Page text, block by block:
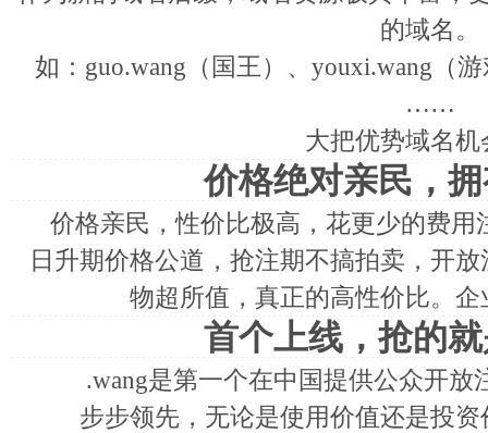
的域名。
如：guo.wang（国王）、youxi.wang（
……
大把优势域名机
价格绝对亲民，
价格亲民，性价比极高，花更少的费用
日升期价格公道，抢注期不搞拍卖，开
物超所值，真正的高性价比。
首个上线，抢的
.wang是第一个在中国提供公众开
步步领先，无论是使用价值还是投